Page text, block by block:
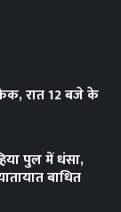
रात 12 बजे के
पुल में धंसा,
बाधित